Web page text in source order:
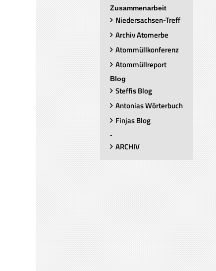
Zusammenarbeit
Niedersachsen-Treff
Archiv Atomerbe
Atommüllkonferenz
Atommüllreport
Blog
Steffis Blog
Antonias Wörterbuch
Finjas Blog
-
ARCHIV